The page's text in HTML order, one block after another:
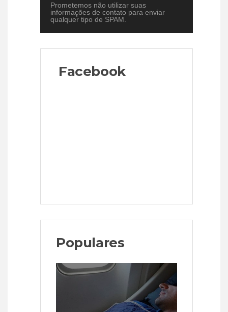
Prometemos não utilizar suas
informações de contato para enviar
qualquer tipo de SPAM.
Facebook
Populares